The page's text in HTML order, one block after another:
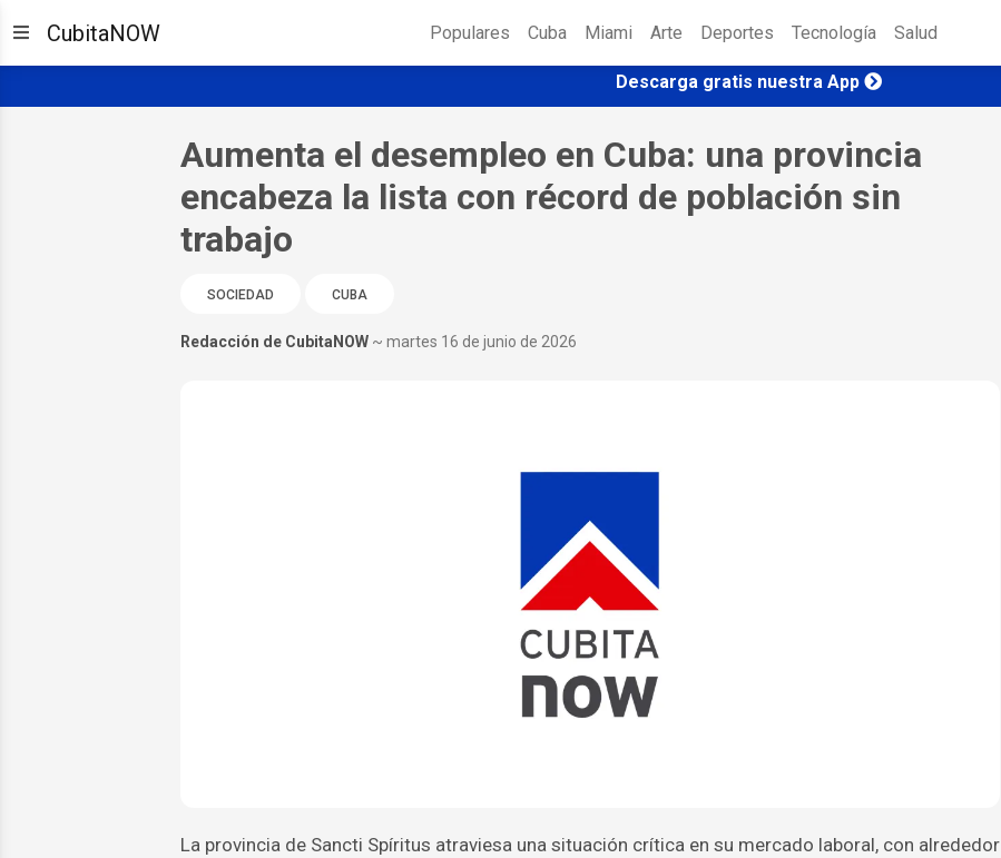
CubitaNOW Populares Cuba Miami Arte Deportes Tecnología Salud
Descarga gratis nuestra App
Aumenta el desempleo en Cuba: una provincia
encabeza la lista con récord de población sin
trabajo
SOCIEDAD CUBA
Redacción de CubitaNOW ~ martes 16 de junio de 2026
La provincia de Sancti Spíritus atraviesa una situación crítica en su mercado laboral, con alrededor